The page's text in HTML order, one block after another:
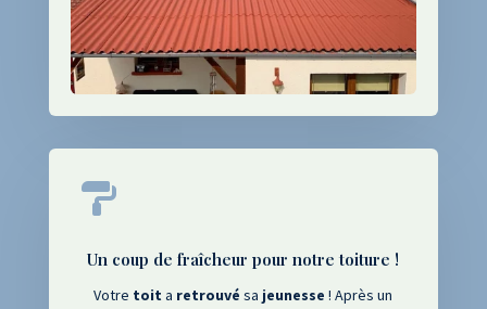

Un coup de fraîcheur pour notre toiture !
Votre toit a retrouvé sa jeunesse ! Après un